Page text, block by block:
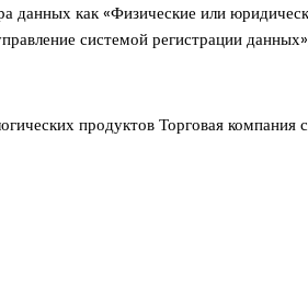
данных как «Физические или
системой регистрации
продуктов Торговая